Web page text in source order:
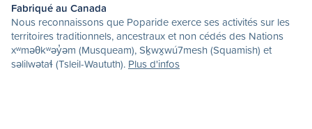
Fabriqué au Canada
Nous reconnaissons que Poparide exerce ses activités sur les
territoires traditionnels, ancestraux et non cédés des Nations
xʷməθkʷəy̓əm (Musqueam), Sḵwx̱wú7mesh (Squamish) et
səlilwətaɬ (Tsleil-Waututh). Plus d'infos